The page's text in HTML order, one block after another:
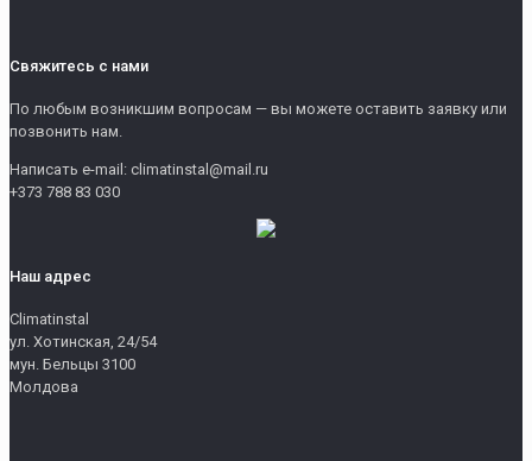
Свяжитесь с нами
По любым возникшим вопросам — вы можете оставить заявку или
позвонить нам.
Написать e-mail: climatinstal@mail.ru
+373 788 83 030
Наш адрес
Climatinstal
ул. Хотинская, 24/54
мун. Бельцы 3100
Молдова